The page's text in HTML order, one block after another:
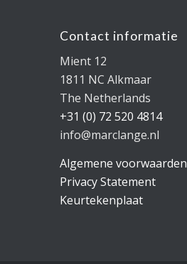
Contact informatie
Mient 12
1811 NC Alkmaar
The Netherlands
+31 (0) 72 520 4814
info@marclange.nl
Algemene voorwaarden
Privacy Statement
Keurtekenplaat